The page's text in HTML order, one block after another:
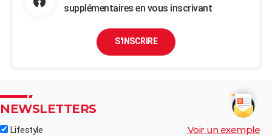
supplémentaires en vous inscrivant
S'INSCRIRE
NEWSLETTERS
Lifestyle Voir un exemple